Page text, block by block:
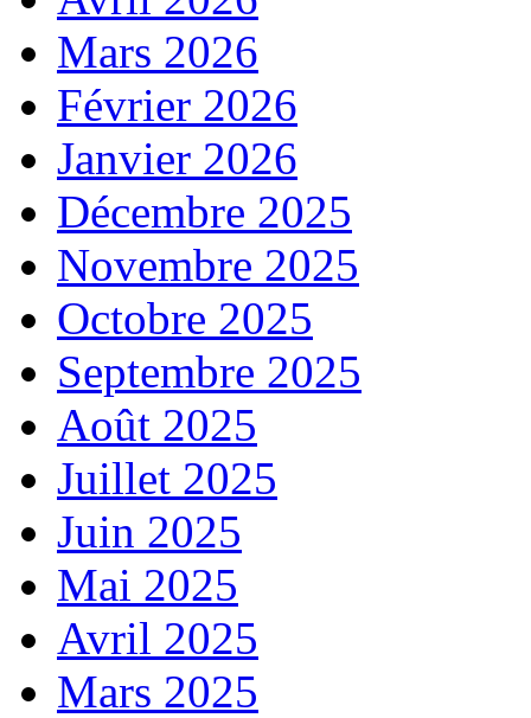
Mars 2026
Février 2026
Janvier 2026
Décembre 2025
Novembre 2025
Octobre 2025
Septembre 2025
Août 2025
Juillet 2025
Juin 2025
Mai 2025
Avril 2025
Mars 2025